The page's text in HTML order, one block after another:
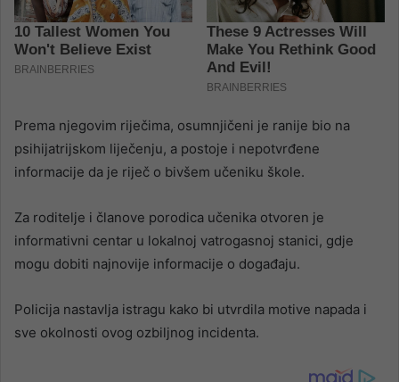
Prema njegovim riječima, osumnjičeni je ranije bio na
psihijatrijskom liječenju, a postoje i nepotvrđene
informacije da je riječ o bivšem učeniku škole.
Za roditelje i članove porodica učenika otvoren je
informativni centar u lokalnoj vatrogasnoj stanici, gdje
mogu dobiti najnovije informacije o događaju.
Policija nastavlja istragu kako bi utvrdila motive napada i
sve okolnosti ovog ozbiljnog incidenta.